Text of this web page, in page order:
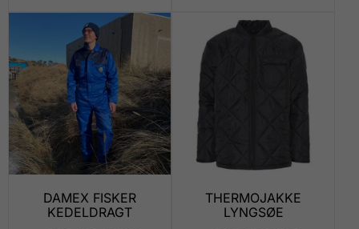
DAMEX FISKER
KEDELDRAGT
THERMOJAKKE
LYNGSØE